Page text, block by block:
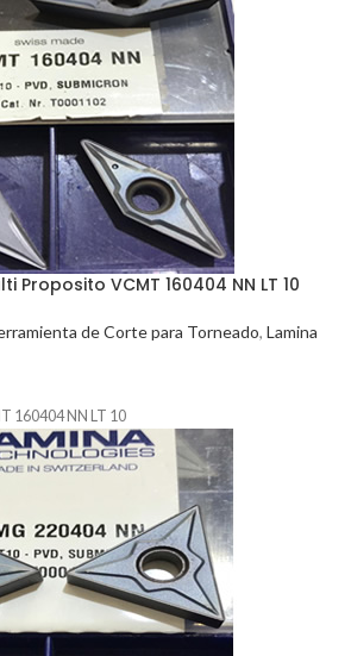
Proposito VCMT 160404 NN LT 10
de Corte para Torneado, Lamina
160404 NN LT 10